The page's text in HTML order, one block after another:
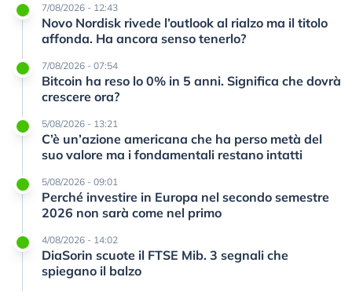
7/08/2026 - 12:43
Novo Nordisk rivede l’outlook al rialzo ma il titolo
affonda. Ha ancora senso tenerlo?
7/08/2026 - 07:54
Bitcoin ha reso lo 0% in 5 anni. Significa che dovrà
crescere ora?
5/08/2026 - 13:21
C’è un’azione americana che ha perso metà del
suo valore ma i fondamentali restano intatti
5/08/2026 - 09:01
Perché investire in Europa nel secondo semestre
2026 non sarà come nel primo
4/08/2026 - 14:02
DiaSorin scuote il FTSE Mib. 3 segnali che
spiegano il balzo